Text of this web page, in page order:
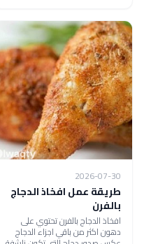
2026-07-30
طريقة عمل افخاذ الدجاج
بالفرن
افخاذ الدجاج بالفرن تحتوي على
دهون اكثر من باقي اجزاء الدجاج